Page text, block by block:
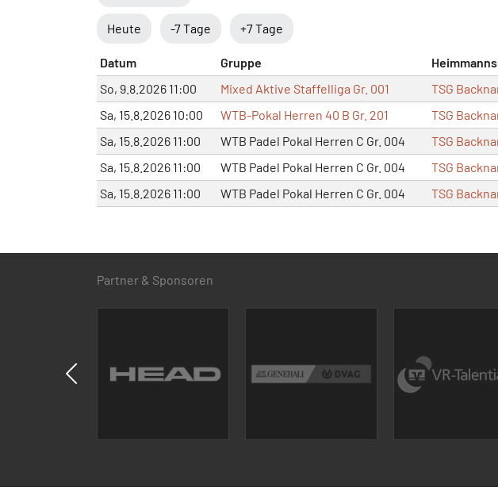
Heute -7 Tage +7 Tage
Datum Gruppe
So, 9.8.2026 11:00
Mixed Aktive Staffelliga Gr. 001 TSG
Sa, 15.8.2026 10:00
WTB-Pokal Herren 40 B Gr. 201 TSG
Sa, 15.8.2026 11:00
WTB Padel Pokal Herren C Gr. 004 TSG
Sa, 15.8.2026 11:00
WTB Padel Pokal Herren C Gr. 004 TSG
Sa, 15.8.2026 11:00
WTB Padel Pokal Herren C Gr. 004 TSG
Partner & Sponsoren